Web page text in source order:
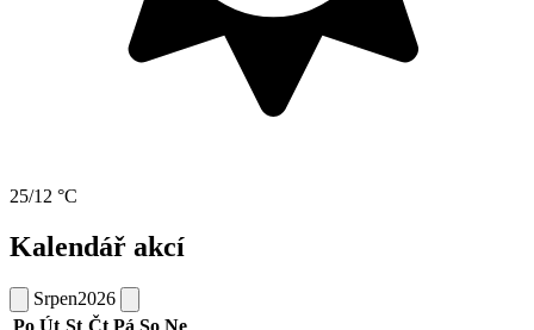
25/12 °C
Kalendář akcí
Srpen2026
Po Út St Čt Pá So Ne